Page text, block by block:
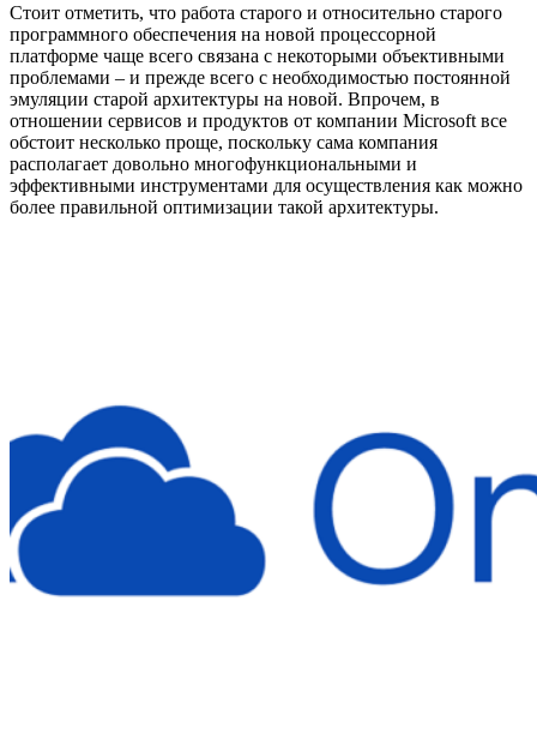
Стоит отметить, что работа старого и относительно старого
программного обеспечения на новой процессорной
платформе чаще всего связана с некоторыми объективными
проблемами – и прежде всего с необходимостью постоянной
эмуляции старой архитектуры на новой. Впрочем, в
отношении сервисов и продуктов от компании Microsoft все
обстоит несколько проще, поскольку сама компания
располагает довольно многофункциональными и
эффективными инструментами для осуществления как можно
более правильной оптимизации такой архитектуры.